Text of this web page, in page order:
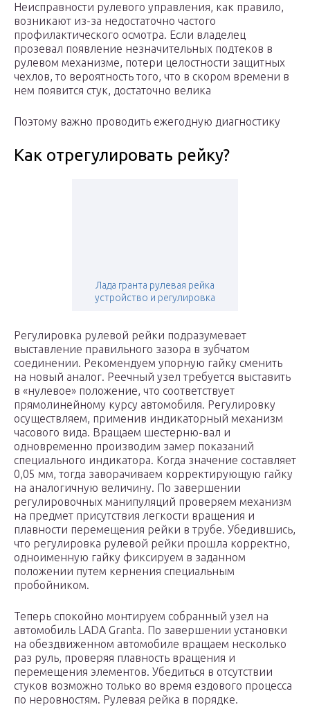
Неисправности рулевого управления, как правило,
возникают из-за недостаточно частого
профилактического осмотра. Если владелец
прозевал появление незначительных подтеков в
рулевом механизме, потери целостности защитных
чехлов, то вероятность того, что в скором времени в
нем появится стук, достаточно велика
Поэтому важно проводить ежегодную диагностику
Как отрегулировать рейку?
Лада гранта рулевая рейка
устройство и регулировка
Регулировка рулевой рейки подразумевает
выставление правильного зазора в зубчатом
соединении. Рекомендуем упорную гайку сменить
на новый аналог. Реечный узел требуется выставить
в «нулевое» положение, что соответствует
прямолинейному курсу автомобиля. Регулировку
осуществляем, применив индикаторный механизм
часового вида. Вращаем шестерню-вал и
одновременно производим замер показаний
специального индикатора. Когда значение составляет
0,05 мм, тогда заворачиваем корректирующую гайку
на аналогичную величину. По завершении
регулировочных манипуляций проверяем механизм
на предмет присутствия легкости вращения и
плавности перемещения рейки в трубе. Убедившись,
что регулировка рулевой рейки прошла корректно,
одноименную гайку фиксируем в заданном
положении путем кернения специальным
пробойником.
Теперь спокойно монтируем собранный узел на
автомобиль LADA Granta. По завершении установки
на обездвиженном автомобиле вращаем несколько
раз руль, проверяя плавность вращения и
перемещения элементов. Убедиться в отсутствии
стуков возможно только во время ездового процесса
по неровностям. Рулевая рейка в порядке.